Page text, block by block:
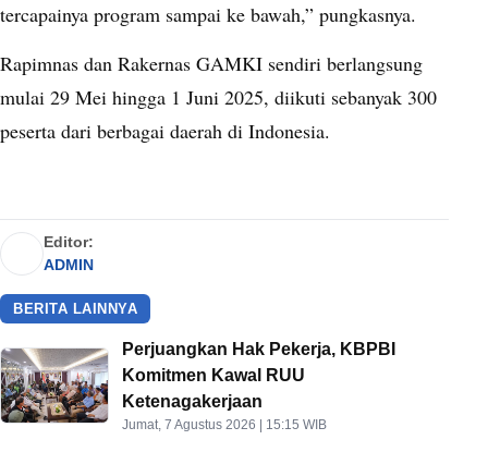
tercapainya program sampai ke bawah,” pungkasnya.
Rapimnas dan Rakernas GAMKI sendiri berlangsung
mulai 29 Mei hingga 1 Juni 2025, diikuti sebanyak 300
peserta dari berbagai daerah di Indonesia.
Editor:
ADMIN
BERITA LAINNYA
Perjuangkan Hak Pekerja, KBPBI
Komitmen Kawal RUU
Ketenagakerjaan
Jumat, 7 Agustus 2026 | 15:15 WIB